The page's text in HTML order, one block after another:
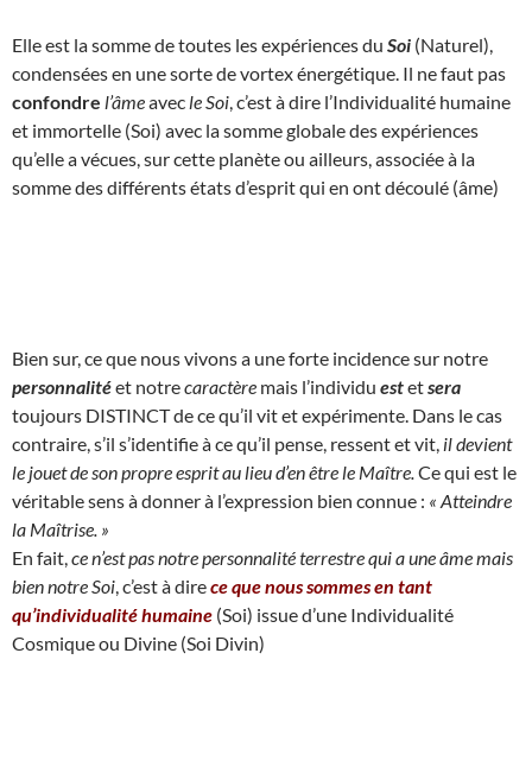
Elle est la somme de toutes les expériences du Soi (Naturel),
condensées en une sorte de vortex énergétique. Il ne faut pas
confondre l’âmeavec le Soi , c’est à dire l’Individualité humaine
et immortelle (Soi) avec la somme globale des expériences
qu’elle a vécues, sur cette planète ou ailleurs, associée à la
somme des différents états d’esprit qui en ont découlé (âme)
Bien sur, ce que nous vivons a une forte incidence sur notre
personnalitéet notrecaractère mais l’individu estetsera
toujours DISTINCT de ce qu’il vit et expérimente. Dans le cas
contraire, s’il s’identifie à ce qu’il pense, ressent et vit, il devient
le jouet de son propre esprit au lieu d’en être le Maître. Ce qui est le
véritable sens à donner à l’expression bien connue : « Atteindre
la Maîtrise. »
En fait, ce n’est pas notre personnalité terrestre qui a une âme mais
bien notre Soi , c’est à direce que nous sommes en tant
qu’individualité humaine (Soi) issue d’une Individualité
Cosmique ou Divine (Soi Divin)